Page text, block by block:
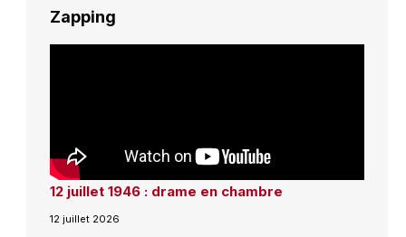
Zapping
12 juillet 1946 : drame en chambre
12 juillet 2026